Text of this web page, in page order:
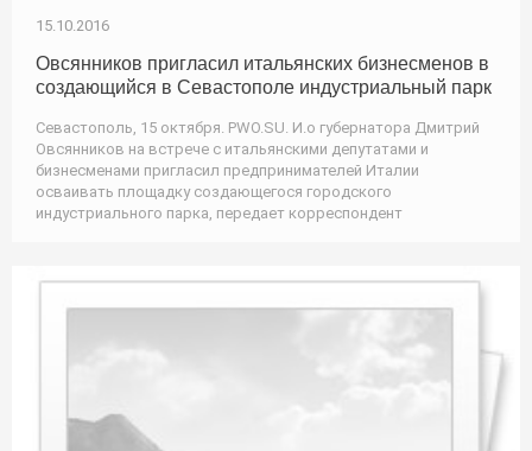
15.10.2016
Овсянников пригласил итальянских бизнесменов в
создающийся в Севастополе индустриальный парк
Севастополь, 15 октября. PWO.SU. И.о губернатора Дмитрий
Овсянников на встрече с итальянскими депутатами и
бизнесменами пригласил предпринимателей Италии
осваивать площадку создающегося городского
индустриального парка, передает корреспондент